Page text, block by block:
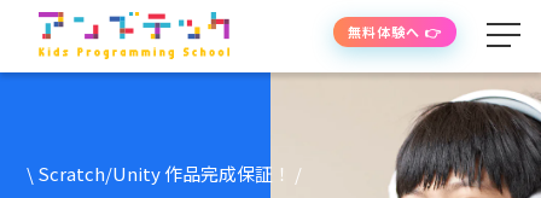
無料体験へ 👉
\ Scratch/Unity 作品完成保証！ /